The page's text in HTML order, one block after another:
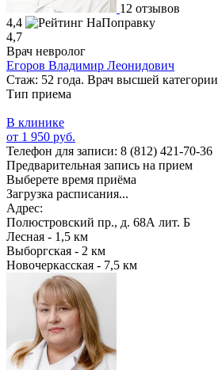
12 отзывов
4,4
4,7
Врач невролог
Егоров Владимир Леонидович
Стаж: 52 года. Врач высшей категории
Тип приема
В клинике
от 1 950 руб.
Телефон для записи: 8 (812) 421-70-36
Предварительная запись на прием
Выберете время приёма
Загрузка расписания...
Адрес:
Полюстровский пр., д. 68А лит. Б
Лесная - 1,5 км
Выборгская - 2 км
Новочеркасская - 7,5 км